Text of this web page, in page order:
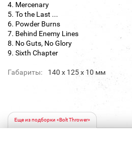
4. Mercenary
5. To the Last ...
6. Powder Burns
7. Behind Enemy Lines
8. No Guts, No Glory
9. Sixth Chapter
Габариты: 140 х 125 х 10 мм
Еще из подборки «Bolt Thrower»